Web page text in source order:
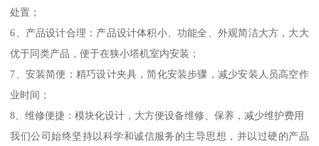
处置；
6、产品设计合理：产品设计体积小、功能全、外观简洁大方，大大
优于同类产品，便于在狭小塔机室内安装；
7、安装简便：精巧设计夹具，简化安装步骤，减少安装人员高空作
业时间；
8、维修便捷：模块化设计，大方便设备维修、保养，减少维护费用
我们公司始终坚持以科学和诚信服务的主导思想，并以过硬的产品